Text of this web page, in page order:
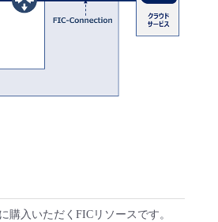
購入いただくFICリソースです。